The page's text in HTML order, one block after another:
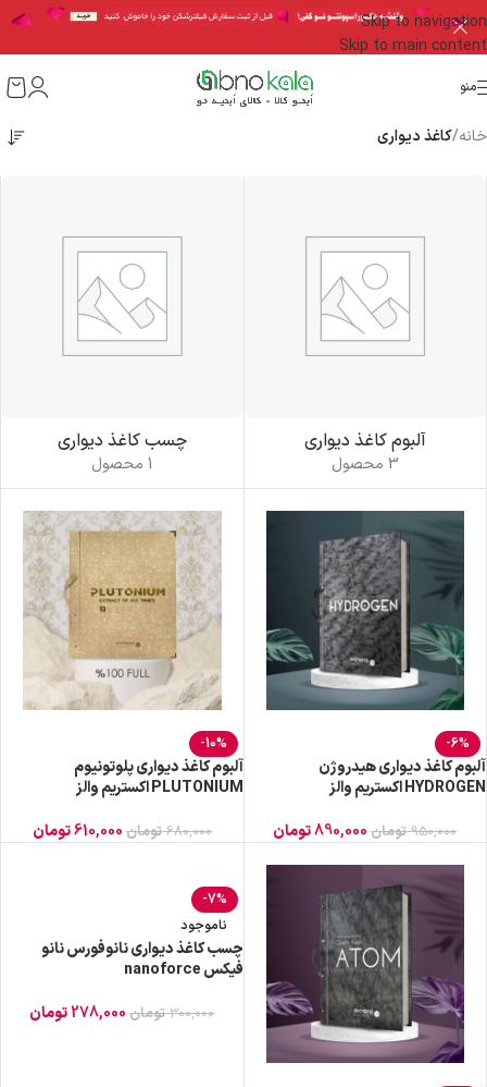
Skip to navigation
Skip to main content
منو
خانه/کاغذ دیواری
آلبوم کاغذ دیواری
3 محصول
چسب کاغذ دیواری
1 محصول
-6%
آلبوم کاغذ دیواری هیدروژن
HYDROGEN اکستریم والز
950,000 تومان 890,000تومان
-10%
آلبوم کاغذ دیواری پلوتونیوم
PLUTONIUM اکستریم والز
680,000 تومان 610,000تومان
-7%
ناموجود
چسب کاغذ دیواری نانوفورس نانو
فیکس nanoforce
300,000 تومان 278,000تومان